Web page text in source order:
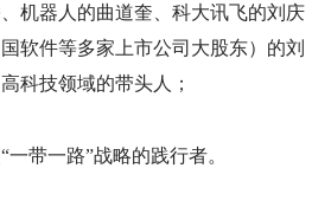
机器人的曲道奎、科大讯飞的刘庆
软件等多家上市公司大股东）的刘
科技领域的带头人；
带一路”战略的践行者。